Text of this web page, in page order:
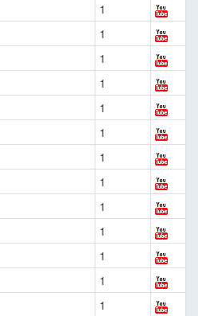
1
1
1
1
1
1
1
1
1
1
1
1
1